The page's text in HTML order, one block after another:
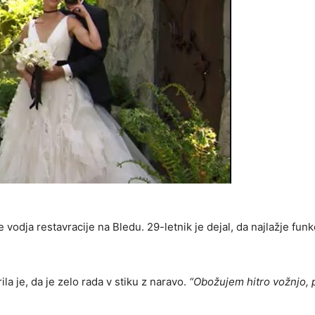
restavracije na Bledu. 29-letnik je dejal, da najlažje
je, da je zelo rada v stiku z naravo. “Obožujem hitro vožnjo,